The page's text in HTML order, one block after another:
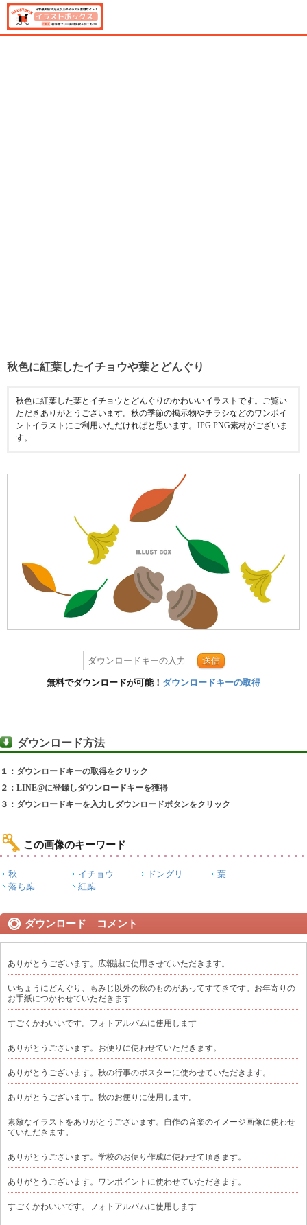
秋色に紅葉したイチョウや葉とどんぐり
秋色に紅葉した葉とイチョウとどんぐりのかわいいイラストです。ご覧い
ただきありがとうございます。秋の季節の掲示物やチラシなどのワンポイ
ントイラストにご利用いただければと思います。JPG PNG素材がございま
す。
送信
無料でダウンロードが可能！ ダウンロードキーの取得
ダウンロード方法
１：ダウンロードキーの取得をクリック
２：LINE@に登録しダウンロードキーを獲得
３：ダウンロードキーを入力しダウンロードボタンをクリック
この画像のキーワード
秋 イチョウ ドングリ
葉
落ち葉
紅葉
ダウンロード コメント
ありがとうございます。広報誌に使用させていただきます。
いちょうにどんぐり、もみじ以外の秋のものがあってすてきです。お年寄りの
お手紙につかわせていただきます
すごくかわいいです。フォトアルバムに使用します
ありがとうございます。お便りに使わせていただきます。
ありがとうございます。秋の行事のポスターに使わせていただきます。
ありがとうございます。秋のお便りに使用します。
素敵なイラストをありがとうございます。自作の音楽のイメージ画像に使わせ
ていただきます。
ありがとうございます。学校のお便り作成に使わせて頂きます。
ありがとうございます。ワンポイントに使わせていただきます。
すごくかわいいです。フォトアルバムに使用します